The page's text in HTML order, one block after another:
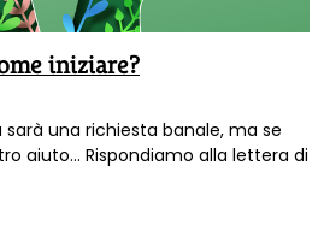
iniziare?
una richiesta banale, ma se
aiuto... Rispondiamo alla lettera di